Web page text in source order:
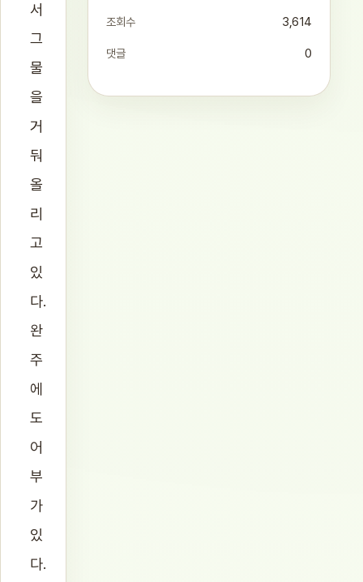
서
그
물
을
거
둬
올
리
고
있
다.
완
주
에
도
어
부
가
있
다.
조회수 3,614
댓글 0